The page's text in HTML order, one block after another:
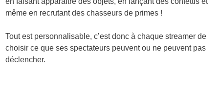
même en recrutant des chasseurs de primes !
Tout est personnalisable, c’est donc à chaque streamer de
choisir ce que ses spectateurs peuvent ou ne peuvent pas
déclencher.